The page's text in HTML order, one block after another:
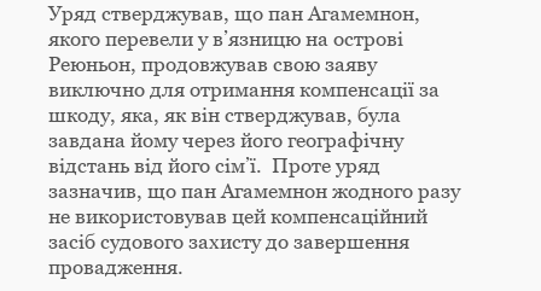
Уряд стверджував, що пан Агамемнон,
якого перевели у в’язницю на острові
Реюньон, продовжував свою заяву
виключно для отримання компенсації за
шкоду, яка, як він стверджував, була
завдана йому через його географічну
відстань від його сім’ї. Проте уряд
зазначив, що пан Агамемнон жодного разу
не використовував цей компенсаційний
засіб судового захисту до завершення
провадження.